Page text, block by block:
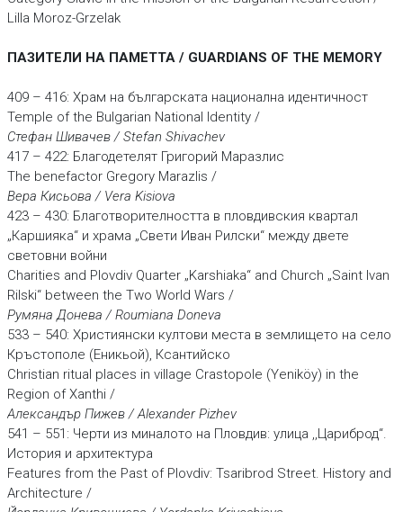
Lilla Moroz-Grzelak
ПАЗИТЕЛИ НА ПАМЕТТА / GUARDIANS OF THE MEMORY
409 – 416: Храм на българската национална идентичност
Temple of the Bulgarian National Identity /
Стефан Шивачев / Stefan Shivachev
417 – 422: Благодетелят Григорий Маразлис
The benefactor Gregory Marazlis /
Вера Кисьова / Vera Kisiova
423 – 430: Благотворителността в пловдивския квартал
„Каршияка“ и храма „Свети Иван Рилски“ между двете
световни войни
Charities and Plovdiv Quarter „Karshiaka“ and Church „Saint Ivan
Rilski“ between the Two World Wars /
Румяна Донева / Roumiana Doneva
533 – 540: Християнски култови места в землището на село
Кръстополе (Еникьой), Ксантийско
Christian ritual places in village Crastopole (Yeniköy) in the
Region of Xanthi /
Александър Пижев / Alexander Pizhev
541 – 551: Черти из миналото на Пловдив: улица ,,Цариброд“.
История и архитектура
Features from the Past of Plovdiv: Tsaribrod Street. History and
Architecture /